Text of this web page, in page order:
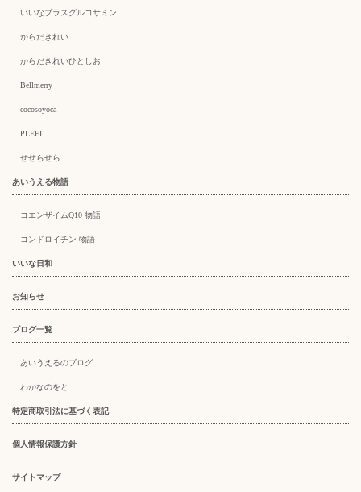
いいなプラスグルコサミン
からだきれい
からだきれいひとしお
Bellmerry
cocosoyoca
PLEEL
せせらせら
あいうえる物語
コエンザイムQ10 物語
コンドロイチン 物語
いいな日和
お知らせ
ブログ一覧
あいうえるのブログ
わかなのをと
特定商取引法に基づく表記
個人情報保護方針
サイトマップ